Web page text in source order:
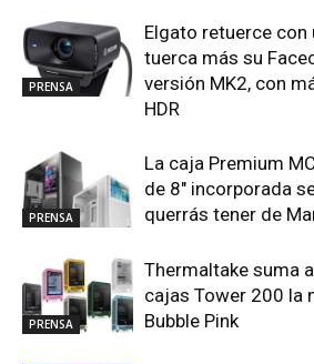
PRENSA
Elgato retuerce con
tuerca más su
versión MK2, con
HDR
PRENSA
La caja Premium
de 8″ incorporada
querrás tener de
PRENSA
Thermaltake suma
cajas Tower 200 la
Bubble Pink